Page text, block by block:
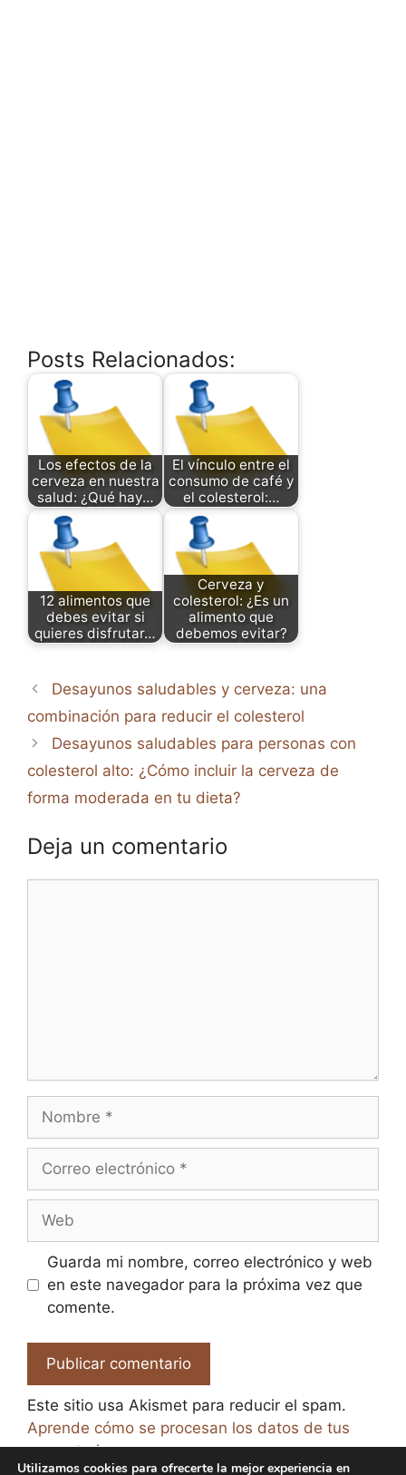
Posts Relacionados:
Los efectos de la
cerveza en nuestra
salud: ¿Qué hay…
El vínculo entre el
consumo de café y
el colesterol:…
12 alimentos que
debes evitar si
quieres disfrutar…
Cerveza y
colesterol: ¿Es un
alimento que
debemos evitar?
Desayunos saludables y cerveza: una
combinación para reducir el colesterol
Desayunos saludables para personas con
colesterol alto: ¿Cómo incluir la cerveza de
forma moderada en tu dieta?
Deja un comentario
Nombre
Correo
Web
Guarda mi nombre, correo electrónico y web
en este navegador para la próxima vez que
comente.
Este sitio usa Akismet para reducir el spam.
Aprende cómo se procesan los datos de tus
comentarios.
Utilizamos cookies para ofrecerte la mejor experiencia en